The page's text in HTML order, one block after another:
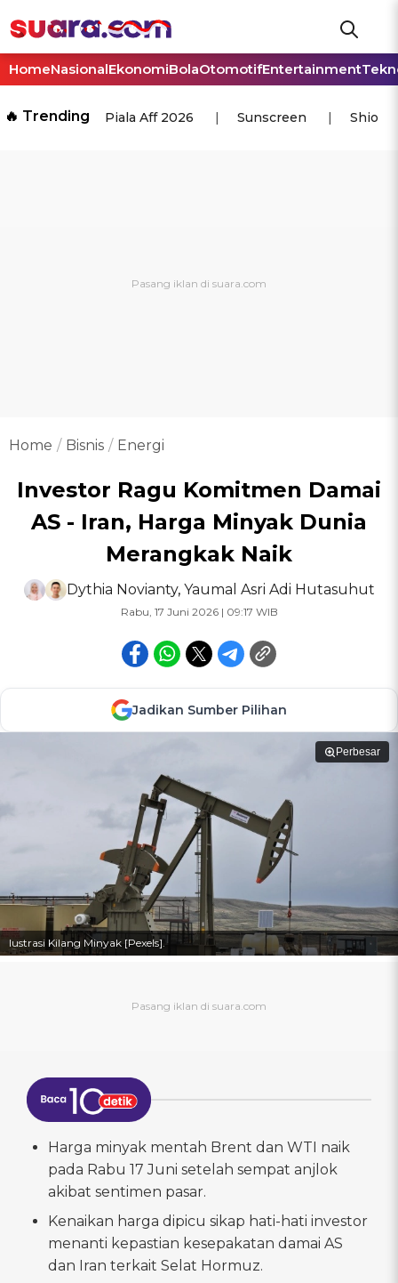
HomeNasionalEkonomiBolaOtomotifEntertainment
🔥 Trending Piala Aff 2026 Sunscreen Shio
Home Bisnis Energi
Investor Ragu Komitmen Damai
AS - Iran, Harga Minyak Dunia
Merangkak Naik
Dythia Novianty, Yaumal Asri Adi Hutasuhut
Rabu, 17 Juni 2026 | 09:17 WIB
Jadikan Sumber Pilihan
Perbesar
Iustrasi Kilang Minyak [Pexels].
Harga minyak mentah Brent dan WTI naik
pada Rabu 17 Juni setelah sempat anjlok
akibat sentimen pasar.
Kenaikan harga dipicu sikap hati-hati investor
menanti kepastian kesepakatan damai AS
dan Iran terkait Selat Hormuz.